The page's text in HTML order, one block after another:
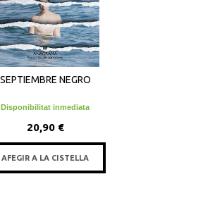
SEPTIEMBRE NEGRO
Disponibilitat inmediata
20,90 €
AFEGIR A LA CISTELLA